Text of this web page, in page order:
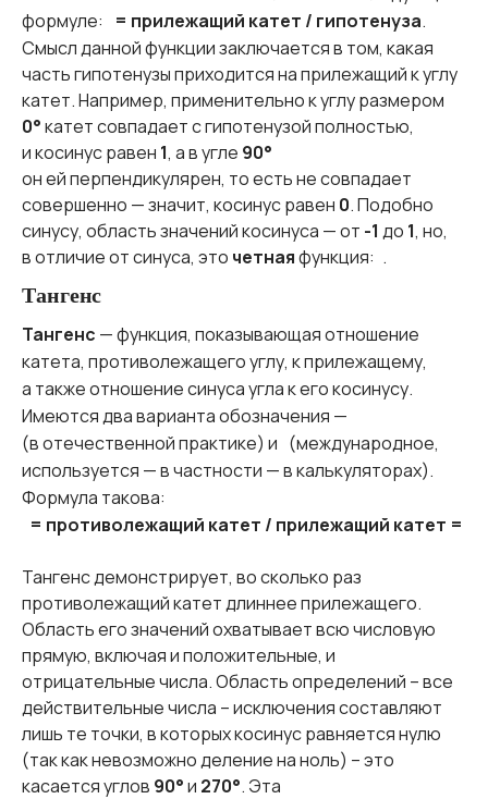
формуле:
= прилежащий катет / гипотенуза.
Смысл данной функции заключается в том, какая
часть гипотенузы приходится на прилежащий к углу
катет. Например, применительно к углу размером
0°катет совпадает с гипотенузой полностью,
и косинус равен 1, а в угле 90°
он ей перпендикулярен, то есть не совпадает
совершенно — значит, косинус равен 0. Подобно
синусу, область значений косинуса — от -1 до 1, но,
в отличие от синуса, это четнаяфункция: .
Тангенс
Тангенс — функция, показывающая отношение
катета, противолежащего углу, к прилежащему,
а также отношение синуса угла к его косинусу.
Имеются два варианта обозначения —
(в отечественной практике) и (международное,
используется — в частности — в калькуляторах).
Формула такова:
= противолежащий катет / прилежащий катет =
Тангенс демонстрирует, во сколько раз
противолежащий катет длиннее прилежащего.
Область его значений охватывает всю числовую
прямую, включая и положительные, и
отрицательные числа. Область определений – все
действительные числа – исключения составляют
лишь те точки, в которых косинус равняется нулю
(так как невозможно деление на ноль) – это
касается углов 90°и 270°. Эта